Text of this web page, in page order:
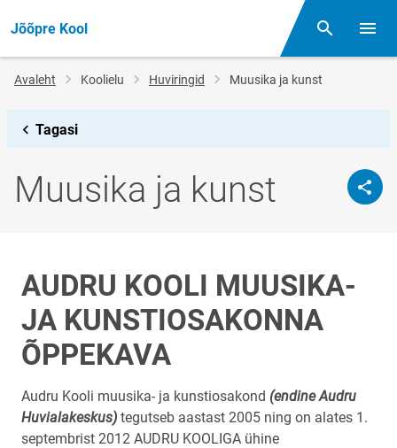
Jõõpre Kool Otsing
Jälglink
Avaleht Koolielu Huviringid Muusika ja kunst
Muusika ja kunst
Tagasi
AUDRU KOOLI MUUSIKA-
JA KUNSTIOSAKONNA
ÕPPEKAVA
Audru Kooli muusika- ja kunstiosakond (endine Audru
Huvialakeskus) tegutseb aastast 2005 ning on alates 1.
septembrist 2012 AUDRU KOOLIGA ühine